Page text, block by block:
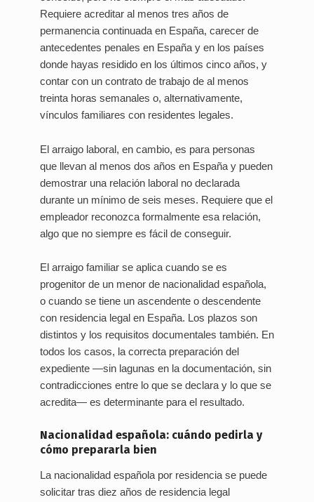
Requiere acreditar al menos tres años de
permanencia continuada en España, carecer de
antecedentes penales en España y en los países
donde hayas residido en los últimos cinco años, y
contar con un contrato de trabajo de al menos
treinta horas semanales o, alternativamente,
vínculos familiares con residentes legales.
El arraigo laboral, en cambio, es para personas
que llevan al menos dos años en España y pueden
demostrar una relación laboral no declarada
durante un mínimo de seis meses. Requiere que el
empleador reconozca formalmente esa relación,
algo que no siempre es fácil de conseguir.
El arraigo familiar se aplica cuando se es
progenitor de un menor de nacionalidad española,
o cuando se tiene un ascendente o descendente
con residencia legal en España. Los plazos son
distintos y los requisitos documentales también. En
todos los casos, la correcta preparación del
expediente —sin lagunas en la documentación, sin
contradicciones entre lo que se declara y lo que se
acredita— es determinante para el resultado.
Nacionalidad española: cuándo pedirla y
cómo prepararla bien
La nacionalidad española por residencia se puede
solicitar tras diez años de residencia legal